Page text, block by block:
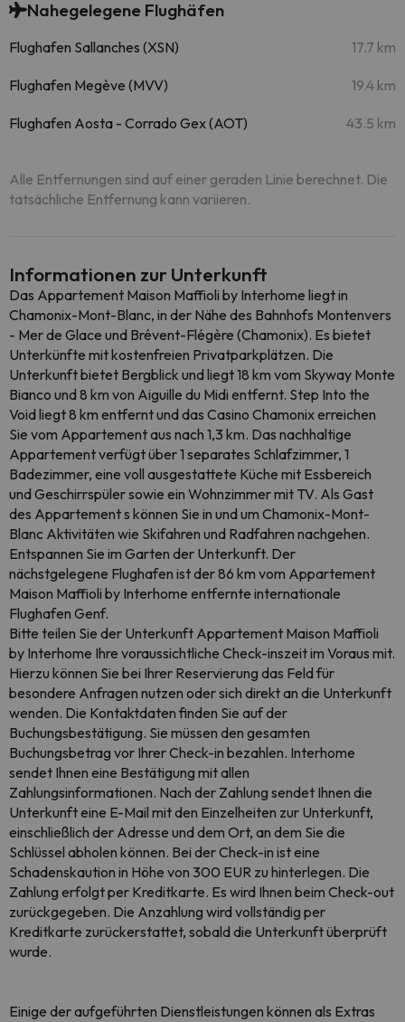
Nahegelegene Flughäfen
Flughafen Sallanches (XSN) 17.7 km
Flughafen Megève (MVV) 19.4 km
Flughafen Aosta - Corrado Gex (AOT) 43.5 km
Alle Entfernungen sind auf einer geraden Linie berechnet. Die
tatsächliche Entfernung kann variieren.
Informationen zur Unterkunft
Das Appartement Maison Maffioli by Interhome liegt in
Chamonix-Mont-Blanc, in der Nähe des Bahnhofs Montenvers
- Mer de Glace und Brévent-Flégère (Chamonix). Es bietet
Unterkünfte mit kostenfreien Privatparkplätzen. Die
Unterkunft bietet Bergblick und liegt 18 km vom Skyway Monte
Bianco und 8 km von Aiguille du Midi entfernt. Step Into the
Void liegt 8 km entfernt und das Casino Chamonix erreichen
Sie vom Appartement aus nach 1,3 km. Das nachhaltige
Appartement verfügt über 1 separates Schlafzimmer, 1
Badezimmer, eine voll ausgestattete Küche mit Essbereich
und Geschirrspüler sowie ein Wohnzimmer mit TV. Als Gast
des Appartement s können Sie in und um Chamonix-Mont-
Blanc Aktivitäten wie Skifahren und Radfahren nachgehen.
Entspannen Sie im Garten der Unterkunft. Der
nächstgelegene Flughafen ist der 86 km vom Appartement
Maison Maffioli by Interhome entfernte internationale
Flughafen Genf.
Bitte teilen Sie der Unterkunft Appartement Maison Maffioli
by Interhome Ihre voraussichtliche Check-inszeit im Voraus mit.
Hierzu können Sie bei Ihrer Reservierung das Feld für
besondere Anfragen nutzen oder sich direkt an die Unterkunft
wenden. Die Kontaktdaten finden Sie auf der
Buchungsbestätigung. Sie müssen den gesamten
Buchungsbetrag vor Ihrer Check-in bezahlen. Interhome
sendet Ihnen eine Bestätigung mit allen
Zahlungsinformationen. Nach der Zahlung sendet Ihnen die
Unterkunft eine E-Mail mit den Einzelheiten zur Unterkunft,
einschließlich der Adresse und dem Ort, an dem Sie die
Schlüssel abholen können. Bei der Check-in ist eine
Schadenskaution in Höhe von 300 EUR zu hinterlegen. Die
Zahlung erfolgt per Kreditkarte. Es wird Ihnen beim Check-out
zurückgegeben. Die Anzahlung wird vollständig per
Kreditkarte zurückerstattet, sobald die Unterkunft überprüft
wurde.
Einige der aufgeführten Dienstleistungen können als Extras